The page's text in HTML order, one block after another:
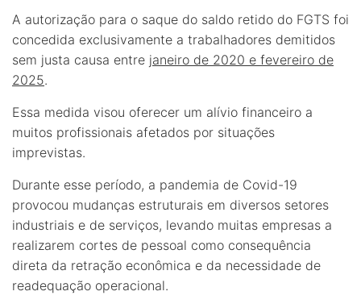
A autorização para o saque do saldo retido do FGTS foi
concedida exclusivamente a trabalhadores demitidos
sem justa causa entre janeiro de 2020 e fevereiro de
2025.
Essa medida visou oferecer um alívio financeiro a
muitos profissionais afetados por situações
imprevistas.
Durante esse período, a pandemia de Covid-19
provocou mudanças estruturais em diversos setores
industriais e de serviços, levando muitas empresas a
realizarem cortes de pessoal como consequência
direta da retração econômica e da necessidade de
readequação operacional.